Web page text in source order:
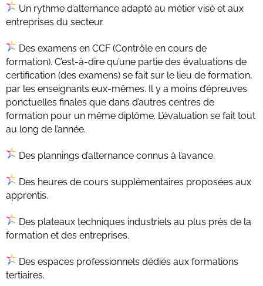
Un rythme d’alternance adapté au métier visé et aux
entreprises du secteur.
Des examens en CCF (Contrôle en cours de
formation). C’est-à-dire qu’une partie des évaluations de
certification (des examens) se fait sur le lieu de formation,
par les enseignants eux-mêmes. Il y a moins d’épreuves
ponctuelles finales que dans d’autres centres de
formation pour un même diplôme. L’évaluation se fait tout
au long de l’année.
Des plannings d’alternance connus à l’avance.
Des heures de cours supplémentaires proposées aux
apprentis.
Des plateaux techniques industriels au plus près de la
formation et des entreprises.
Des espaces professionnels dédiés aux formations
tertiaires.